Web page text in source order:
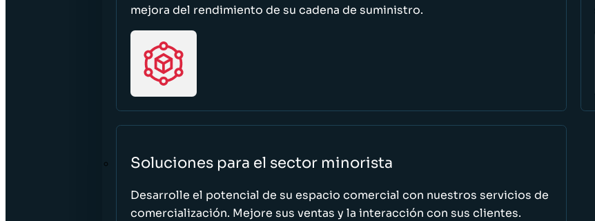
mejora del rendimiento de su cadena de suministro.
Soluciones para el sector minorista
Desarrolle el potencial de su espacio comercial con nuestros servicios de
comercialización. Mejore sus ventas y la interacción con sus clientes.